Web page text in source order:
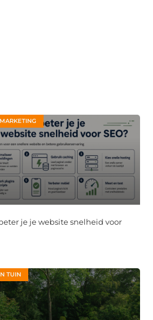
je je website snelheid voor
TUIN